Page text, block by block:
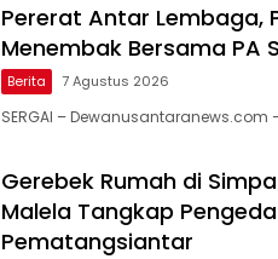
Pererat Antar Lembaga,
Menembak Bersama PA
Berita 7 Agustus 2026
SERGAI –
Gerebek Rumah di
Malela Tangkap
Pematangsiantar